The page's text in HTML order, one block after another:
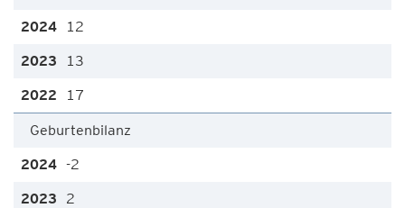
12
13
17
Geburtenbilanz
-2
2